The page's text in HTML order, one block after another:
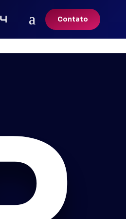
a Contato